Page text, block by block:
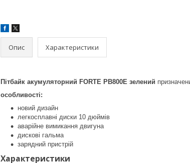
Опис Характеристики
Пітбайк акумуляторний FORTE PB800E зелений
особливості:
новий дизайн
легкосплавні диски 10 дюймів
аварійне вимикання двигуна
дискові гальма
зарядний пристрій
Характеристики